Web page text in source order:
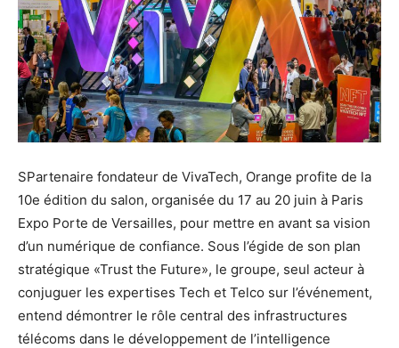
SPartenaire fondateur de VivaTech, Orange profite de la
10e édition du salon, organisée du 17 au 20 juin à Paris
Expo Porte de Versailles, pour mettre en avant sa vision
d’un numérique de confiance. Sous l’égide de son plan
stratégique «Trust the Future», le groupe, seul acteur à
conjuguer les expertises Tech et Telco sur l’événement,
entend démontrer le rôle central des infrastructures
télécoms dans le développement de l’intelligence